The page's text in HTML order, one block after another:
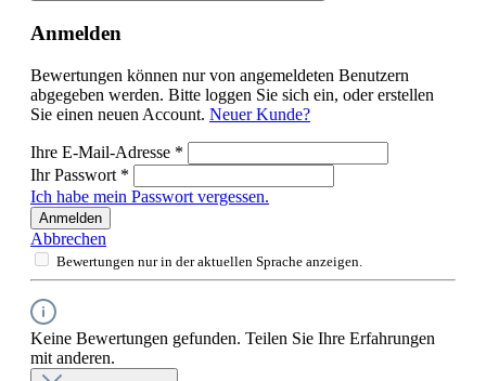
Anmelden
Bewertungen können nur von angemeldeten Benutzern
abgegeben werden. Bitte loggen Sie sich ein, oder erstellen
Sie einen neuen Account. Neuer Kunde?
Ihre E-Mail-Adresse *
Ihr Passwort *
Ich habe mein Passwort vergessen.
Anmelden
Abbrechen
Bewertungen nur in der aktuellen Sprache anzeigen.
Keine Bewertungen gefunden. Teilen Sie Ihre Erfahrungen
mit anderen.